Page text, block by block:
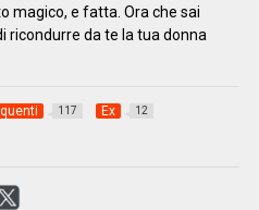
magico, e fatta. Ora che sai
ricondurre da te la tua donna
117 Ex 12